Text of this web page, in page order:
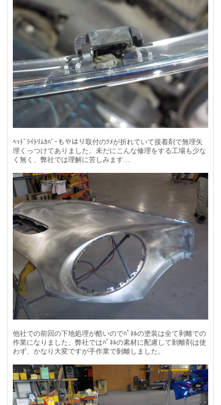
ﾍｯﾄﾞﾗｲﾄﾘﾑｶﾊﾞｰもやはり取付のﾂﾒが折れていて接着剤で無理矢
理くっつけてありました。未だにこんな修理をする工場も少な
く無く、弊社では理解に苦しみます....
他社での前回の下地処理が酷いのでﾊﾟﾈﾙの塗装は全て剥離での
作業になりました。弊社ではﾊﾟﾈﾙの素材に配慮して剝離剤は使
わず、かなり大変ですが手作業で剝離しました。